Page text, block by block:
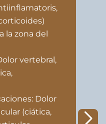
la zona del
vertebral,
Dolor
(ciática,